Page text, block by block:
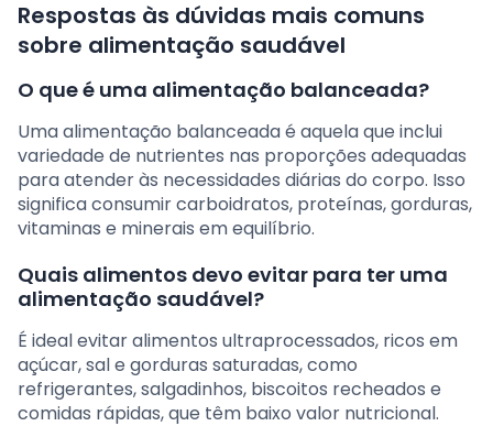
Respostas às dúvidas mais comuns
sobre alimentação saudável
O que é uma alimentação balanceada?
Uma alimentação balanceada é aquela que inclui
variedade de nutrientes nas proporções adequadas
para atender às necessidades diárias do corpo. Isso
significa consumir carboidratos, proteínas, gorduras,
vitaminas e minerais em equilíbrio.
Quais alimentos devo evitar para ter uma
alimentação saudável?
É ideal evitar alimentos ultraprocessados, ricos em
açúcar, sal e gorduras saturadas, como
refrigerantes, salgadinhos, biscoitos recheados e
comidas rápidas, que têm baixo valor nutricional.